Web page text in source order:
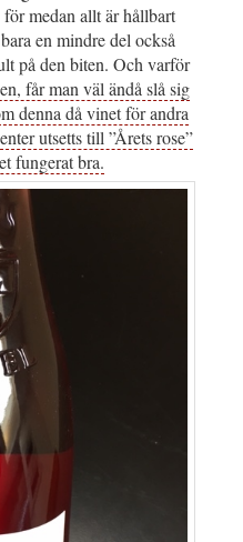
medan allt är hållbart
en mindre del också
på den biten. Och varför
får man väl ändå slå sig
denna då vinet för andra
utsetts till ”Årets rose”
fungerat bra.